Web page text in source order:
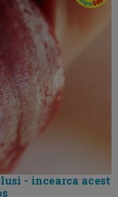
- incearca acest